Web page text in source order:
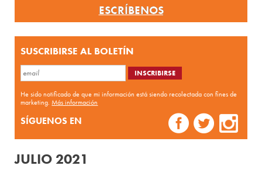
ESCRÍBENOS
SUSCRIBIRSE AL BOLETÍN
He sido notificado de que mi información está siendo recolectada con fines de
marketing.Más información
SÍGUENOS EN
JULIO 2021